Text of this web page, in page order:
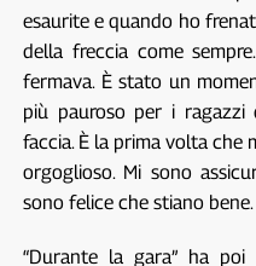
esaurite e quando ho
della freccia come
fermava. È stato un
più pauroso per i ragazzi
faccia. È la prima volta che
orgoglioso. Mi sono
sono felice che stiano
“Durante la gara” ha